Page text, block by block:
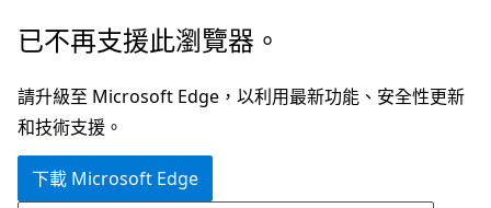
跳
主
要
內
已不再支援此瀏覽器。
請升級至 Microsoft Edge，以利用最新功能、安全性更新
和技術支援。
下載 Microsoft Edge